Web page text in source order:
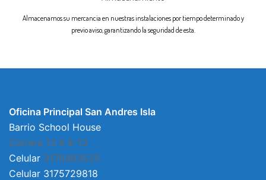
Almacenamos su mercancia en nuestras instalaciones por tiempo determinado y
previo aviso, garantizando la seguridad de esta.
Oficina Principal San Andres Isla
Barrio School House
Carrera 13 # 8-13
Celular 3176463525
Celular 3175729818